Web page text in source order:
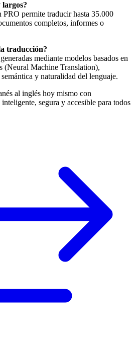
largos?
permite traducir hasta 35.000
completos, informes o
traducción?
mediante modelos basados en
(Neural Machine Translation),
y naturalidad del lenguaje.
al inglés hoy mismo con
segura y accesible para todos